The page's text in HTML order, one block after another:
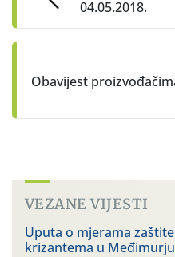
04.05.2018.
Obavijest
VEZANE VIJESTI
Uputa o mjerama
krizantema u Međimurju